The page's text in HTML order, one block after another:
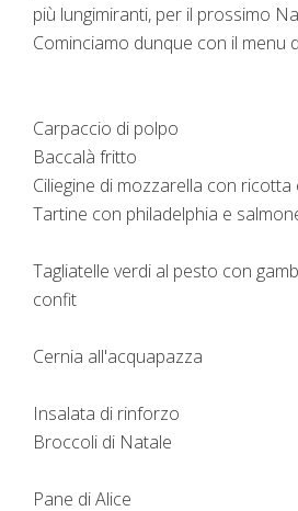
più lungimiranti, per il prossimo
Cominciamo dunque con il menu
Carpaccio di polpo
Baccalà fritto
Ciliegine di mozzarella con ricotta
Tartine con philadelphia e
Tagliatelle verdi al pesto con
confit
Cernia all'acquapazza
Insalata di rinforzo
Broccoli di Natale
Pane di Alice